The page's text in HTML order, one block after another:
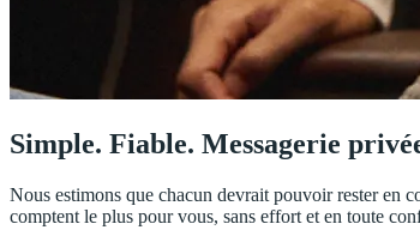
Simple. Fiable. Messagerie
Nous estimons que chacun devrait pouvoir rester en
comptent le plus pour vous, sans effort et en toute